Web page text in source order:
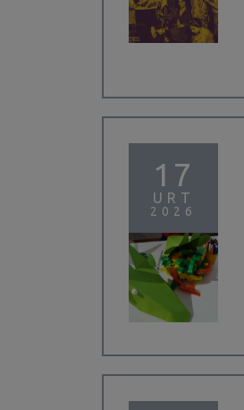
17
URT
2026